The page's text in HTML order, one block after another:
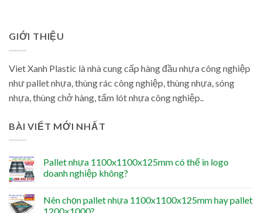
GIỚI THIỆU
Viet Xanh Plastic là nhà cung cấp hàng đầu nhựa công nghiệp
như pallet nhựa, thùng rác công nghiệp, thùng nhựa, sóng
nhựa, thùng chở hàng, tấm lót nhựa công nghiệp..
BÀI VIẾT MỚI NHẤT
Pallet nhựa 1100x1100x125mm có thể in logo
doanh nghiệp không?
Nên chọn pallet nhựa 1100x1100x125mm hay pallet